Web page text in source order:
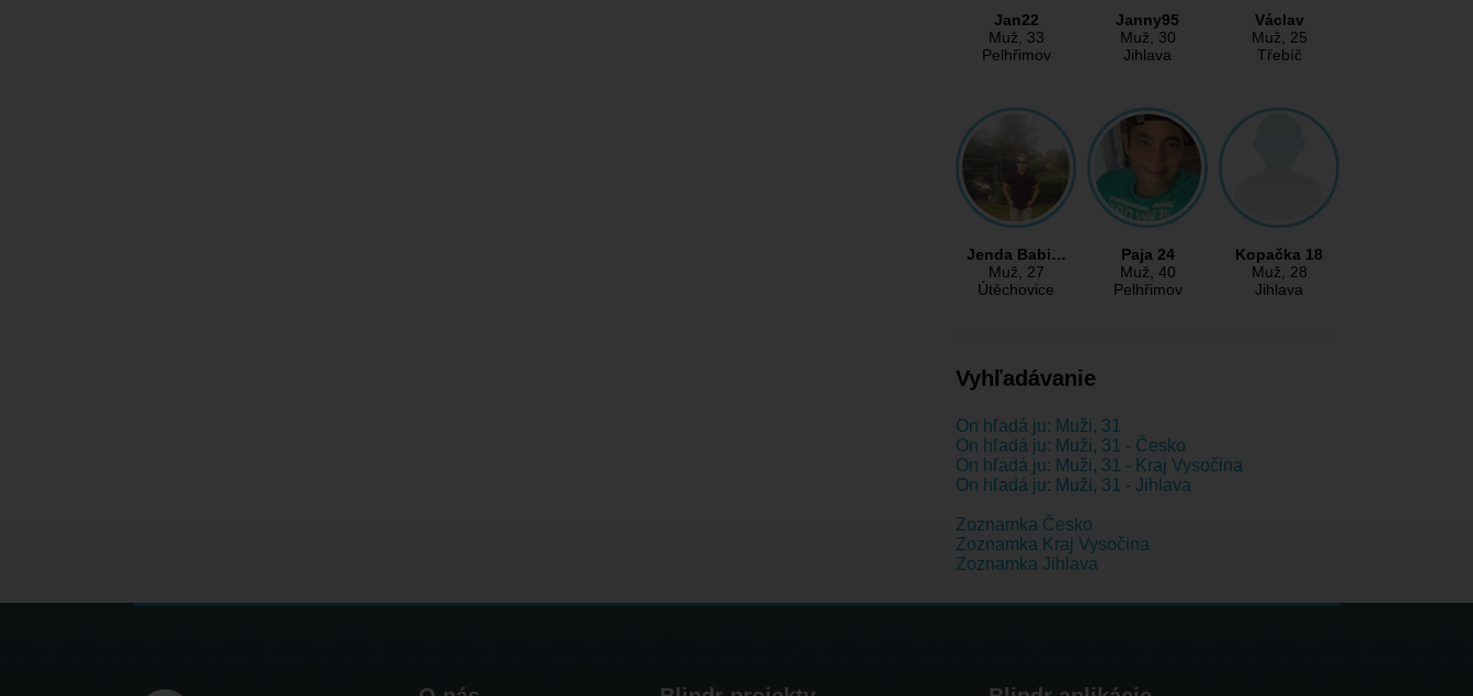
Jan22
Muž, 33
Pelhřimov
Janny95
Muž, 30
Jihlava
Václav
Muž, 25
Třebíč
Jenda Babi…
Muž, 27
Útěchovice
Paja 24
Muž, 40
Pelhřimov
Kopačka 18
Muž, 28
Jihlava
Vyhľadávanie
On hľadá ju: Muži, 31
On hľadá ju: Muži, 31 - Česko
On hľadá ju: Muži, 31 - Kraj Vysočina
On hľadá ju: Muži, 31 - Jihlava
Zoznamka Česko
Zoznamka Kraj Vysočina
Zoznamka Jihlava